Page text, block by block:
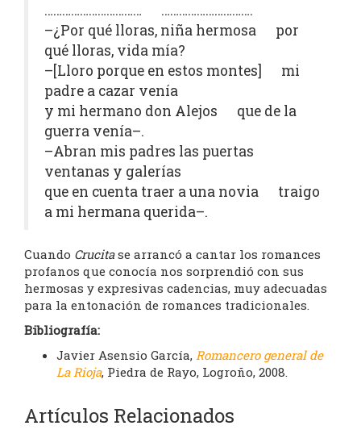
…………………………… ………………………….
–¿Por qué lloras, niña hermosa por
qué lloras, vida mía?
–[Lloro porque en estos montes] mi
padre a cazar venía
y mi hermano don Alejos que de la
guerra venía–.
–Abran mis padres las puertas
ventanas y galerías
que en cuenta traer a una novia traigo
a mi hermana querida–.
Cuando Crucitase arrancó a cantar los romances
profanos que conocía nos sorprendió con sus
hermosas y expresivas cadencias, muy adecuadas
para la entonación de romances tradicionales.
Bibliografía:
Javier Asensio García, Romancero general de
La Rioja, Piedra de Rayo, Logroño, 2008.
Artículos Relacionados